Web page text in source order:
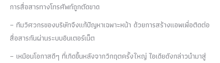
การสื่อสารทางโทรศัพท์ถูกตัดขาด
– ทีมวิศวกรของบริษัทจึงแก้ปัญหาเฉพาะหน้า ด้วยการสร้างแอพเพื่อติดต่อ
สื่อสารกันผ่านระบบอินเตอร์เน็ต
– เหมือนโอกาสดีๆ ที่เกิดขึ้นหลังจากวิกฤตครั้งใหญ่ ไอเดียดังกล่าวนำมาสู่